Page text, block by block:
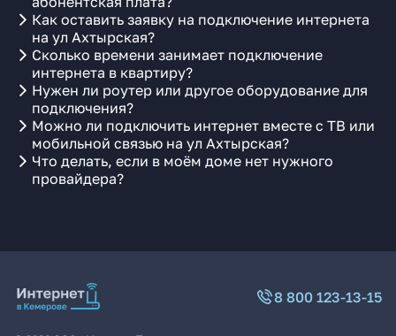
Как оставить заявку на подключение интернета
на ул Ахтырская?
Сколько времени занимает подключение
интернета в квартиру?
Нужен ли роутер или другое оборудование для
подключения?
Можно ли подключить интернет вместе с ТВ или
мобильной связью на ул Ахтырская?
Что делать, если в моём доме нет нужного
провайдера?
8 800 123-13-15